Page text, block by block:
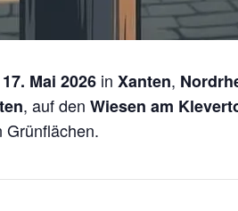
Mai 2026 in Xanten,
, auf den Wiesen am
Grünflächen.